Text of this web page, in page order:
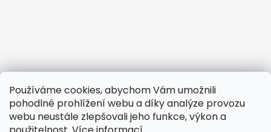
Používáme cookies, abychom Vám umožnili
pohodlné prohlížení webu a díky analýze provozu
webu neustále zlepšovali jeho funkce, výkon a